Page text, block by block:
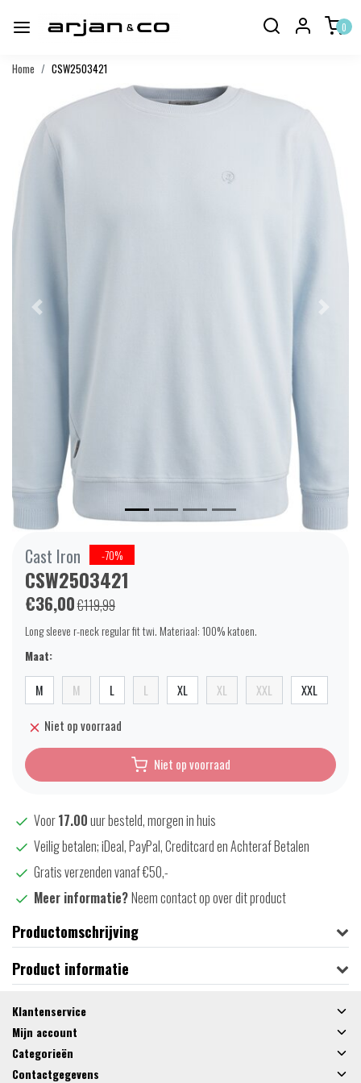
0
Home CSW2503421
Vorige
Cast Iron -70%
CSW2503421
€36,00€119,99
Long sleeve r-neck regular fit twi. Materiaal: 100% katoen.
Maat:
M M L L XL XL XXL XXL
Niet op voorraad
Niet op voorraad
Voor17.00uur besteld, morgen in huis
Veilig betalen; iDeal, PayPal, Creditcard en Achteraf Betalen
Gratis verzenden vanaf €50,-
Meer informatie?Neem contact op over dit product
Productomschrijving
Product informatie
Klantenservice
Mijn account
Categorieën
Contactgegevens